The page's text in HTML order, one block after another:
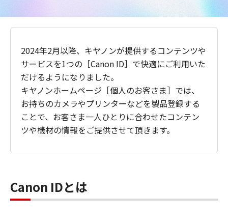
2024年2月以降、キヤノンが提供するコンテンツや
サービスを1つの［Canon ID］で快適にご利用いた
だけるようになりました。
キヤノンホームページ［個人のお客さま］では、
お持ちのカメラやプリンターなどを製品登録する
ことで、お客さま一人ひとりに合わせたコンテン
ツや機材の情報をご提供させて頂きます。
Canon IDとは